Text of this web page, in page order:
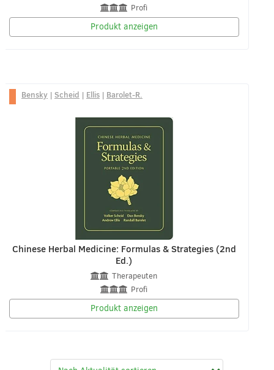
Profi
Produkt anzeigen
Bensky| Scheid | Ellis| Barolet-R.
Chinese Herbal Medicine: Formulas & Strategies (2nd
Ed.)
Therapeuten
Profi
Produkt anzeigen